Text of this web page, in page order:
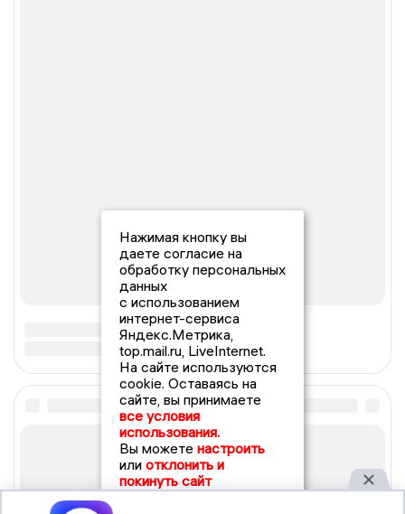
Нажимая кнопку вы
даете согласие на
обработку персональных
данных
с использованием
интернет-сервиса
Яндекс.Метрика,
top.mail.ru, LiveInternet.
На сайте используются
cookie. Оставаясь на
сайте, вы принимаете
все условия
использования.
Вы можете настроить
или отклонить и
покинуть сайт